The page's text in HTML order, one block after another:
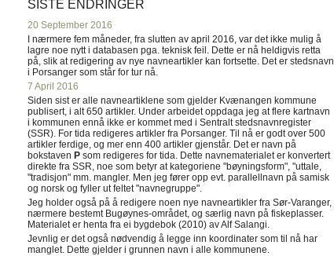
SISTE ENDRINGER
20 September 2016
I nærmere fem måneder, fra slutten av april 2016, var det ikke mulig å
lagre noe nytt i databasen pga. teknisk feil. Dette er nå heldigvis retta
på, slik at redigering av nye navneartikler kan fortsette. Det er stedsnavn
i Porsanger som står for tur nå.
7 April 2016
Siden sist er alle navneartiklene som gjelder Kvænangen kommune
publisert, i alt 650 artikler. Under arbeidet oppdaga jeg at flere kartnavn
i kommunen ennå ikke er kommet med i Sentralt stedsnavnregister
(SSR). For tida redigeres artikler fra Porsanger. Til nå er godt over 500
artikler ferdige, og mer enn 400 artikler gjenstår. Det er navn på
bokstaven P som redigeres for tida. Dette navnematerialet er konvertert
direkte fra SSR, noe som betyr at kategoriene "bøyningsform", "uttale,
"tradisjon" mm. mangler. Men jeg fører opp evt. parallellnavn på samisk
og norsk og fyller ut feltet "navnegruppe".
Jeg holder også på å redigere noen nye navneartikler fra Sør-Varanger,
nærmere bestemt Bugøynes-området, og særlig navn på fiskeplasser.
Materialet er henta fra ei bygdebok (2010) av Alf Salangi.
Jevnlig er det også nødvendig å legge inn koordinater som til nå har
manglet. Dette gjelder i grunnen navn i alle kommunene.